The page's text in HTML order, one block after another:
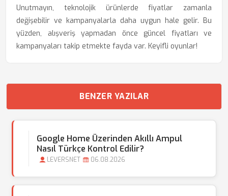
Unutmayın, teknolojik ürünlerde fiyatlar zamanla
değişebilir ve kampanyalarla daha uygun hale gelir. Bu
yüzden, alışveriş yapmadan önce güncel fiyatları ve
kampanyaları takip etmekte fayda var. Keyifli oyunlar!
BENZER YAZILAR
Google Home Üzerinden Akıllı Ampul
Nasıl Türkçe Kontrol Edilir?
LEVERSNET 06.08.2026